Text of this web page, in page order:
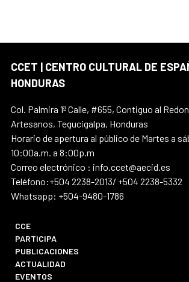
CCET | CENTRO CULTURAL DE
HONDURAS
Col. Palmira 1ª Calle, #655, Contiguo al
Artesanos, Tegucigalpa, Honduras
Horario de apertura al público de Martes a
10:00a.m. a 8:00p.m
Correo electrónico : info.ccet@aecid.es
Teléfono:+504 2238-2013/ +504 2238-5332
Whatsapp: +504-9480-1786
CCE
PARTICIPA
PUBLICACIONES
ACTUALIDAD
EVENTOS